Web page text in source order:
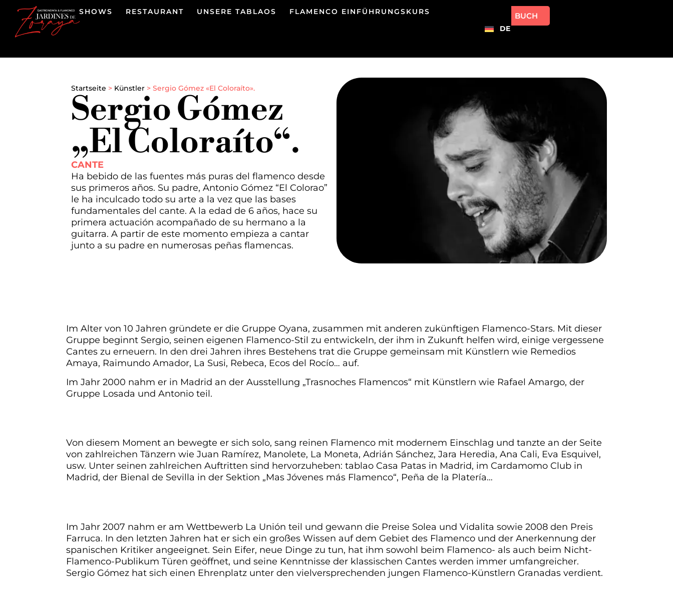
SHOWS RESTAURANT UNSERE TABLAOS
FLAMENCO EINFÜHRUNGSKURS
DE
BUCH
Startseite > Künstler > Sergio Gómez «El Coloraíto».
Sergio Gómez
„El Coloraíto“.
CANTE
Ha bebido de las fuentes más puras del flamenco desde
sus primeros años. Su padre, Antonio Gómez “El Colorao”
le ha inculcado todo su arte a la vez que las bases
fundamentales del cante. A la edad de 6 años, hace su
primera actuación acompañado de su hermano a la
guitarra. A partir de este momento empieza a cantar
junto a su padre en numerosas peñas flamencas.
Im Alter von 10 Jahren gründete er die Gruppe Oyana, zusammen mit anderen zukünftigen Flamenco-Stars. Mit dieser
Gruppe beginnt Sergio, seinen eigenen Flamenco-Stil zu entwickeln, der ihm in Zukunft helfen wird, einige vergessene
Cantes zu erneuern. In den drei Jahren ihres Bestehens trat die Gruppe gemeinsam mit Künstlern wie Remedios
Amaya, Raimundo Amador, La Susi, Rebeca, Ecos del Rocío… auf.
Im Jahr 2000 nahm er in Madrid an der Ausstellung „Trasnoches Flamencos“ mit Künstlern wie Rafael Amargo, der
Gruppe Losada und Antonio teil.
Von diesem Moment an bewegte er sich solo, sang reinen Flamenco mit modernem Einschlag und tanzte an der Seite
von zahlreichen Tänzern wie Juan Ramírez, Manolete, La Moneta, Adrián Sánchez, Jara Heredia, Ana Cali, Eva Esquivel,
usw. Unter seinen zahlreichen Auftritten sind hervorzuheben: tablao Casa Patas in Madrid, im Cardamomo Club in
Madrid, der Bienal de Sevilla in der Sektion „Mas Jóvenes más Flamenco“, Peña de la Platería…
Im Jahr 2007 nahm er am Wettbewerb La Unión teil und gewann die Preise Solea und Vidalita sowie 2008 den Preis
Farruca. In den letzten Jahren hat er sich ein großes Wissen auf dem Gebiet des Flamenco und der Anerkennung der
spanischen Kritiker angeeignet. Sein Eifer, neue Dinge zu tun, hat ihm sowohl beim Flamenco- als auch beim Nicht-
Flamenco-Publikum Türen geöffnet, und seine Kenntnisse der klassischen Cantes werden immer umfangreicher.
Sergio Gómez hat sich einen Ehrenplatz unter den vielversprechenden jungen Flamenco-Künstlern Granadas verdient.